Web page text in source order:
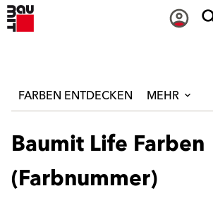
FARBEN ENTDECKEN MEHR
Baumit Life Farben
(Farbnummer)